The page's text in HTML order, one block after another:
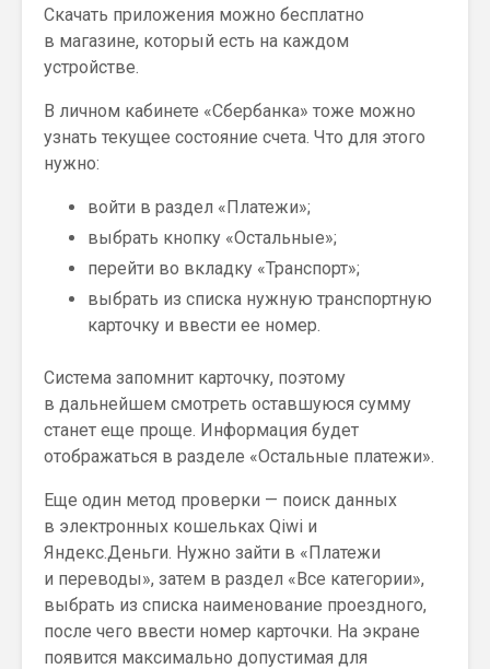
Скачать приложения можно бесплатно
в магазине, который есть на каждом
устройстве.
В личном кабинете «Сбербанка» тоже можно
узнать текущее состояние счета. Что для этого
нужно:
войти в раздел «Платежи»;
выбрать кнопку «Остальные»;
перейти во вкладку «Транспорт»;
выбрать из списка нужную транспортную
карточку и ввести ее номер.
Система запомнит карточку, поэтому
в дальнейшем смотреть оставшуюся сумму
станет еще проще. Информация будет
отображаться в разделе «Остальные платежи».
Еще один метод проверки — поиск данных
в электронных кошельках Qiwi и
Яндекс.Деньги. Нужно зайти в «Платежи
и переводы», затем в раздел «Все категории»,
выбрать из списка наименование проездного,
после чего ввести номер карточки. На экране
появится максимально допустимая для